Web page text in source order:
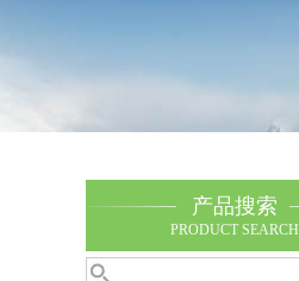
产品搜索
PRODUCT SEARCH